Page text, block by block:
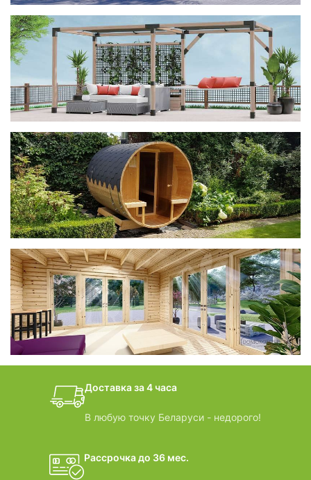
фотогалерея
ДОМИКИ
фотогалерея
Беседки CUBE
фотогалерея
БАНИ-БОЧКИ
дачные домики
ВИДЕООБЗОРЫ
Доставка за 4 часа
В любую точку Беларуси - недорого!
Рассрочка до 36 мес.